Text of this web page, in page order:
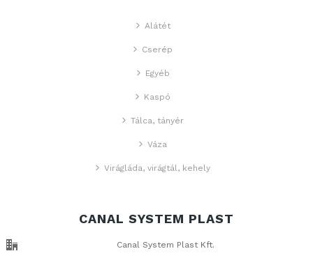
Alátét
Cserép
Egyéb
Kaspó
Tálca, tányér
Váza
Virágláda, virágtál, kehely
CANAL SYSTEM PLAST
Canal System Plast Kft.